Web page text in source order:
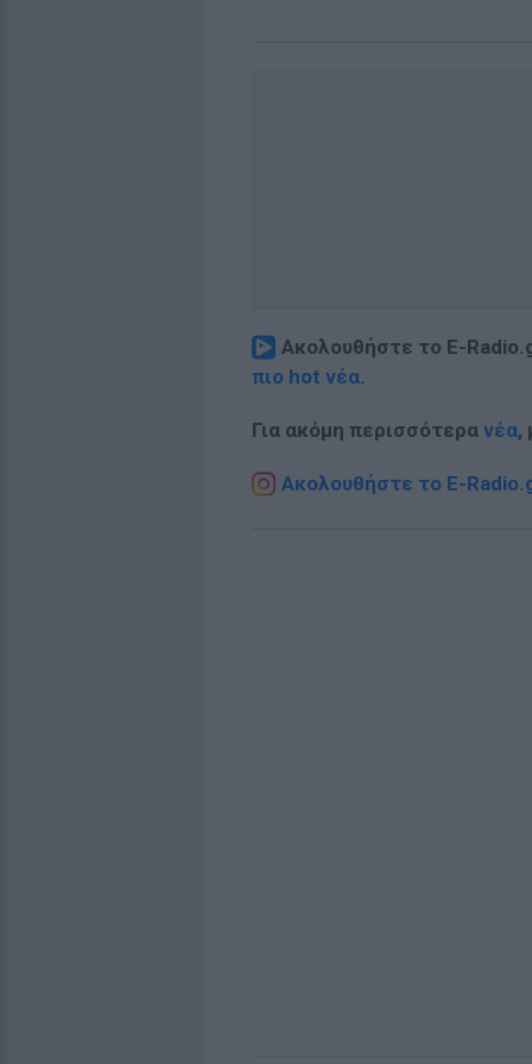
Ακολουθήστε το E-
πιο hot νέα.
Για ακόμη περισσότερα νέα,
Ακολουθήστε το E-